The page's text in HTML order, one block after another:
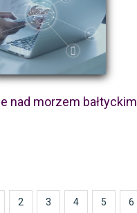
nad morzem bałtyckim
2 3 4 5 6